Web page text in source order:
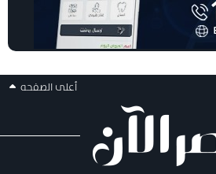
أعلى الصفحه